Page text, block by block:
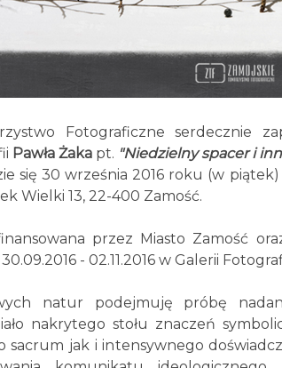
Fotograficzne serdecznie
Pawła Żaka pt. "Niedzielny spacer i
się 30 września 2016 roku (w
Wielki 13, 22-400 Zamość.
przez Miasto Zamość
- 02.11.2016 w Galerii
natur podejmuję próbę
nakrytego stołu znaczeń
sacrum jak i intensywnego